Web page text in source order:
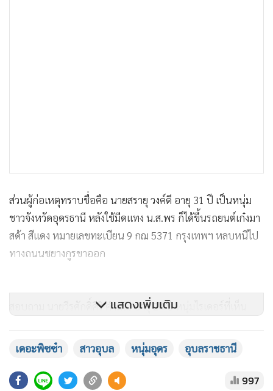
ส่วนผู้ก่อเหตุทราบชื่อคือ นายสรายุ วงค์ดี อายุ 31 ปี เป็นหนุ่ม
ชาวจังหวัดอุดรธานี หลังใช้มีดแทง น.ส.พร ก็ได้ขึ้นรถยนต์เก๋งมา
สด้า สีแดง หมายเลขทะเบียน 9 กฌ 5371 กรุงเทพฯ หลบหนีไป
ทางถนนชยางกูรขาออก
สอบถาม นายวีรศักดิ์ศิริ คำมณี อายุ 24 ปี หนุ่มไรเดอร์ที่เห็น
สังเกตเห็นผู้ก่อเหตุเดินวนเวียนไปมาบริเวณหน้าร้าน บางครั้งก็
มานั่งคล่อมรถจักรยานยนต์ของพนักงานที่จอดไว้
แสดงเพิ่มเติม
เดอะพิซซ๋า สาวอุบล หนุ่มอุดร อุบลราชธานี
997